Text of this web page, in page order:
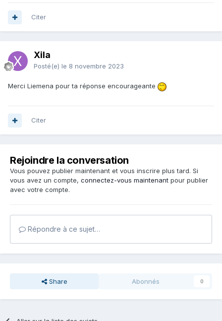
Citer
Xila
Posté(e) le 8 novembre 2023
Merci Liemena pour ta réponse encourageante
Citer
Rejoindre la conversation
Vous pouvez publier maintenant et vous inscrire plus tard. Si
vous avez un compte, connectez-vous maintenant pour publier
avec votre compte.
Répondre à ce sujet…
Share Abonnés 0